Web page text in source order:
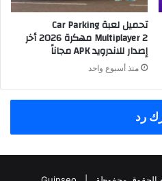
تحميل لعبة Car Parking
Multiplayer 2 مهكرة 2026 أخر
إصدار للاندرويد APK مجاناً
منذ أسبوع واحد
رد